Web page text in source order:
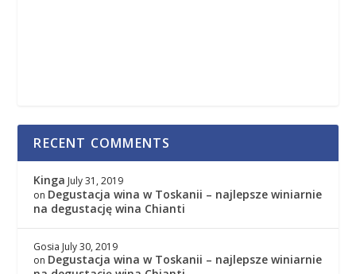
RECENT COMMENTS
Kinga July 31, 2019
on Degustacja wina w Toskanii – najlepsze winiarnie
na degustację wina Chianti
Gosia July 30, 2019
on Degustacja wina w Toskanii – najlepsze winiarnie